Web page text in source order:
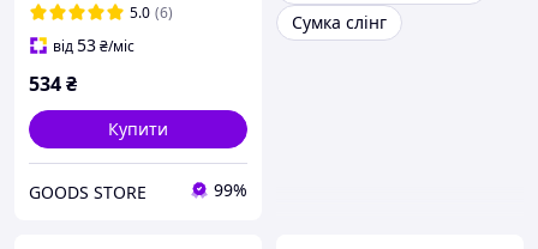
5.0 (6)
від53₴/міс
534₴
Купити
GOODS STORE 99%
Сумка слінг